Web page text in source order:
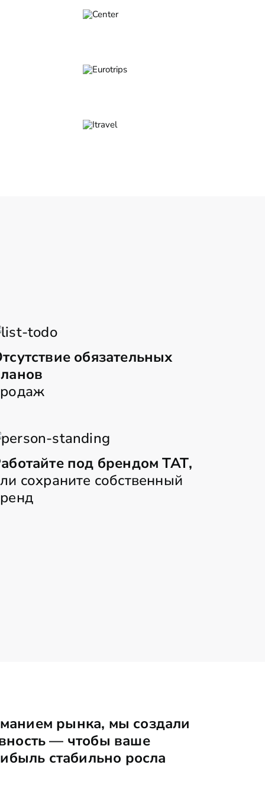
обязательных
под брендом ТАТ,
сохраните собственный
рынка, мы создали
— чтобы ваше
стабильно росла